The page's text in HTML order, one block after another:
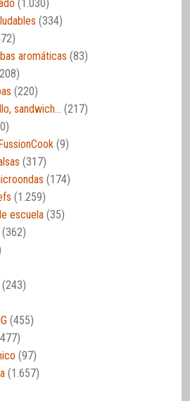
(1.030)
(334)
aromáticas (83)
(220)
sandwich… (217)
(9)
(317)
(174)
(1.259)
escuela (35)
(362)
(243)
(455)
(97)
(1.657)